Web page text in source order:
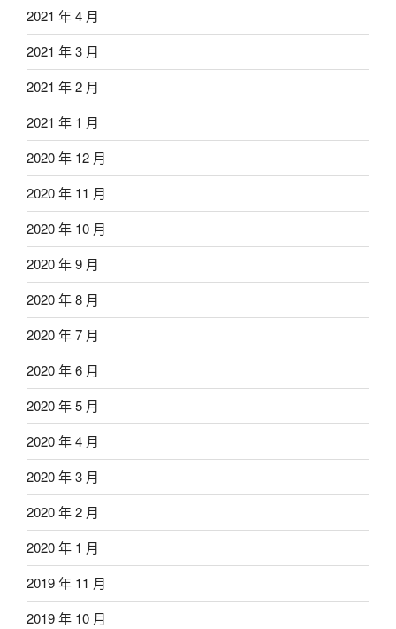
2021 年 4 月
2021 年 3 月
2021 年 2 月
2021 年 1 月
2020 年 12 月
2020 年 11 月
2020 年 10 月
2020 年 9 月
2020 年 8 月
2020 年 7 月
2020 年 6 月
2020 年 5 月
2020 年 4 月
2020 年 3 月
2020 年 2 月
2020 年 1 月
2019 年 11 月
2019 年 10 月